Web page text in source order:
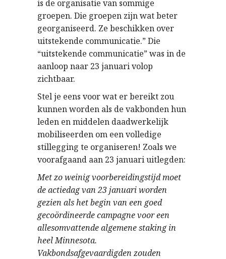
is de organisatie van sommige
groepen. Die groepen zijn wat beter
georganiseerd. Ze beschikken over
uitstekende communicatie.” Die
“uitstekende communicatie” was in de
aanloop naar 23 januari volop
zichtbaar.
Stel je eens voor wat er bereikt zou
kunnen worden als de vakbonden hun
leden en middelen daadwerkelijk
mobiliseerden om een volledige
stillegging te organiseren! Zoals we
voorafgaand aan 23 januari uitlegden:
Met zo weinig voorbereidingstijd moet
de actiedag van 23 januari worden
gezien als het begin van een goed
gecoördineerde campagne voor een
allesomvattende algemene staking in
heel Minnesota.
Vakbondsafgevaardigden zouden